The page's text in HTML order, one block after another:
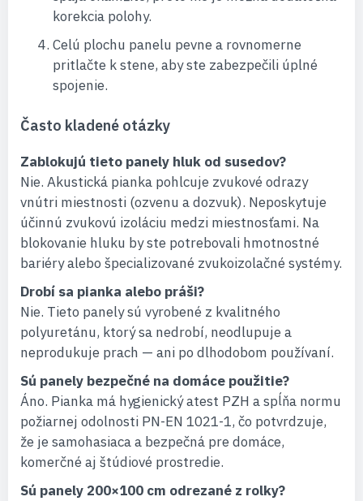
korekcia polohy.
Celú plochu panelu pevne a rovnomerne
pritlačte k stene, aby ste zabezpečili úplné
spojenie.
Často kladené otázky
Zablokujú tieto panely hluk od susedov?
Nie. Akustická pianka pohlcuje zvukové odrazy
vnútri miestnosti (ozvenu a dozvuk). Neposkytuje
účinnú zvukovú izoláciu medzi miestnosťami. Na
blokovanie hluku by ste potrebovali hmotnostné
bariéry alebo špecializované zvukoizolačné systémy.
Drobí sa pianka alebo práši?
Nie. Tieto panely sú vyrobené z kvalitného
polyuretánu, ktorý sa nedrobí, neodlupuje a
neprodukuje prach — ani po dlhodobom používaní.
Sú panely bezpečné na domáce použitie?
Áno. Pianka má hygienický atest PZH a spĺňa normu
požiarnej odolnosti PN-EN 1021-1, čo potvrdzuje,
že je samohasiaca a bezpečná pre domáce,
komerčné aj štúdiové prostredie.
Sú panely 200×100 cm odrezané z rolky?